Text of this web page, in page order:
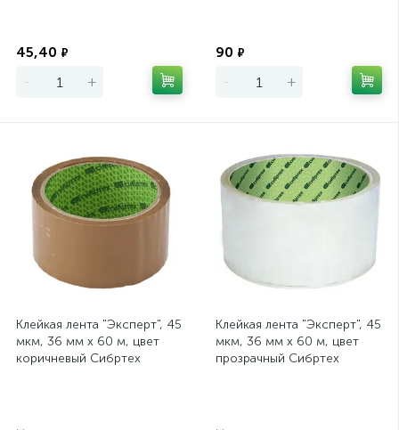
45,40 ₽
- +
90 ₽
- +
Клейкая лента "Эксперт", 45
мкм, 36 мм х 60 м, цвет
коричневый Сибртех
Клейкая лента "Эксперт", 45
мкм, 36 мм х 60 м, цвет
прозрачный Сибртех